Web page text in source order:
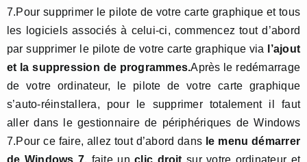
7.Pour supprimer le pilote de votre carte graphique et tous
les logiciels associés à celui-ci, commencez tout d’abord
par supprimer le pilote de votre carte graphique via
l’ajout
et la suppression de programmes.Après le redémarrage
de votre ordinateur, le pilote de votre carte graphique
s’auto-réinstallera, pour le supprimer totalement il faut
aller dans le gestionnaire de périphériques de Windows
7.Pour ce faire, allez tout d’abord dans le menu démarrer
de Windows 7, faite unclic droit sur votre ordinateur et